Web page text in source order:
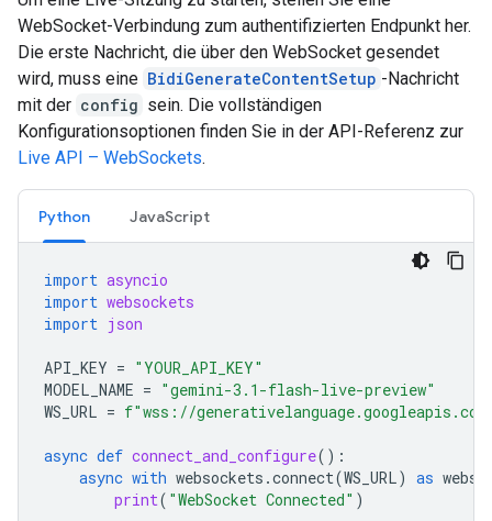
WebSocket-Verbindung zum authentifizierten Endpunkt her.
Die erste Nachricht, die über den WebSocket gesendet
wird, muss eine BidiGenerateContentSetup -Nachricht
mit der config sein. Die vollständigen
Konfigurationsoptionen finden Sie in der API-Referenz zur
Live API – WebSockets.
Python JavaScript
import asyncio
import websockets
import json
API_KEY = "YOUR_API_KEY"
MODEL_NAME = "gemini-3.1-flash-live-preview"
WS_URL = f"wss://
async def connect_and_configure():
async with websockets .connect(WS_URL) as
print( "WebSocket Connected" )